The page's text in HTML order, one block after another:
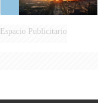
Espacio Publicitario